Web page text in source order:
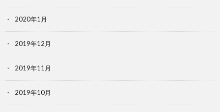
2020年1月
2019年12月
2019年11月
2019年10月